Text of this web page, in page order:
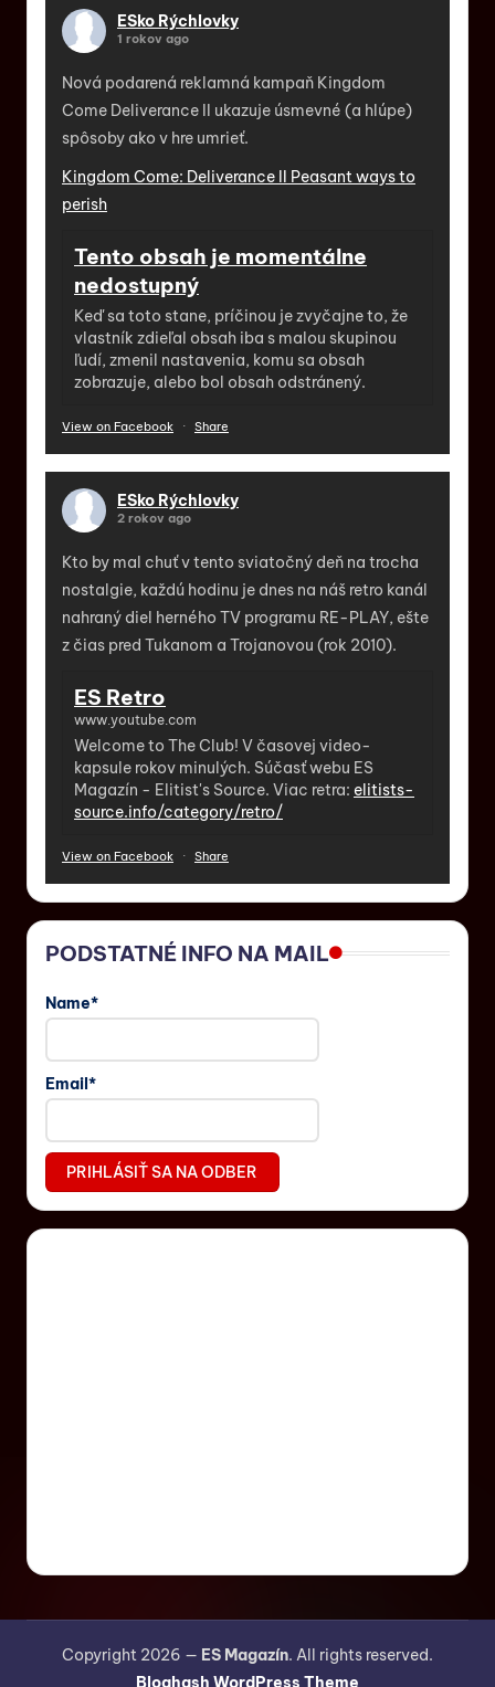
ESko Rýchlovky
1 rokov ago
Nová podarená reklamná kampaň Kingdom
Come Deliverance II ukazuje úsmevné (a hlúpe)
spôsoby ako v hre umrieť.
Kingdom Come: Deliverance II Peasant ways to
perish
Tento obsah je momentálne
nedostupný
Keď sa toto stane, príčinou je zvyčajne to, že
vlastník zdieľal obsah iba s malou skupinou
ľudí, zmenil nastavenia, komu sa obsah
zobrazuje, alebo bol obsah odstránený.
View on Facebook · Share
ESko Rýchlovky
2 rokov ago
Kto by mal chuť v tento sviatočný deň na trocha
nostalgie, každú hodinu je dnes na náš retro kanál
nahraný diel herného TV programu RE-PLAY, ešte
z čias pred Tukanom a Trojanovou (rok 2010).
ES Retro
www.youtube.com
Welcome to The Club! V časovej video-
kapsule rokov minulých. Súčasť webu ES
Magazín - Elitist's Source. Viac retra: elitists-
source.info/category/retro/
View on Facebook · Share
PODSTATNÉ INFO NA MAIL
Name*
Email*
Copyright 2026 — ES Magazín. All rights reserved.
Bloghash WordPress Theme